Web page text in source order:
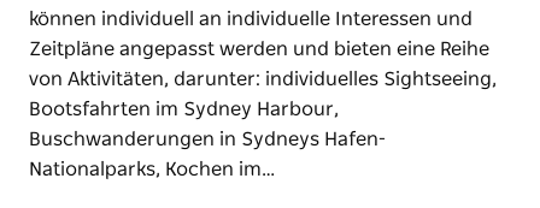
können individuell an individuelle Interessen und
Zeitpläne angepasst werden und bieten eine Reihe
von Aktivitäten, darunter: individuelles Sightseeing,
Bootsfahrten im Sydney Harbour,
Buschwanderungen in Sydneys Hafen-
Nationalparks, Kochen im…